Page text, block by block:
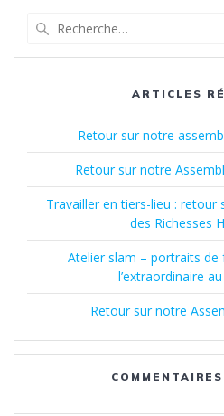
:
ARTICLES
Retour sur notre
Retour sur notre
Travailler en tiers-lieu : retour
des Richesses
Atelier slam – portraits de
l’extraordinaire
Retour sur notre